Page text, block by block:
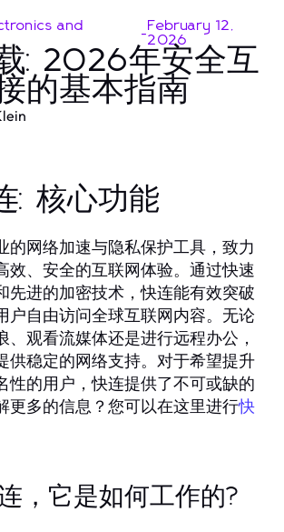
and
-February 12,
2026
: 2026年安全互
的基本指南
: 核心功能
的网络加速与隐私保护工具，致力
效、安全的互联网体验。通过快速
先进的加密技术，快连能有效突破
户自由访问全球互联网内容。无论
、观看流媒体还是进行远程办公，
供稳定的网络支持。对于希望提升
性的用户，快连提供了不可或缺的
更多的信息？您可以在这里进行快
，它是如何工作的?